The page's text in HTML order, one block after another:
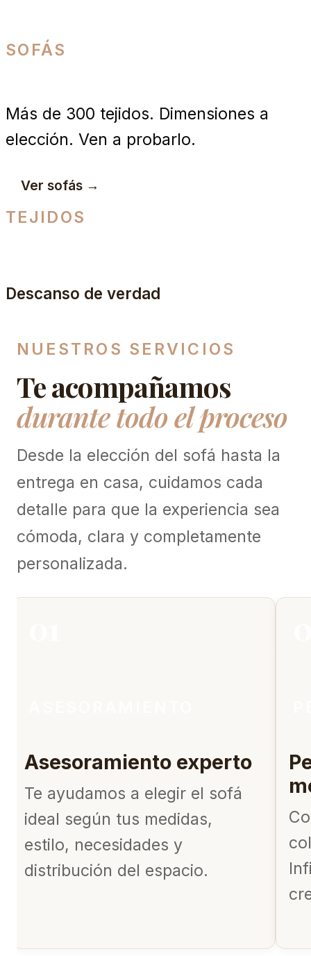
SOFÁS
Más de 300 tejidos. Dimensiones a
elección. Ven a probarlo.
Ver sofás →
TEJIDOS
Descanso de verdad
NUESTROS SERVICIOS
Te acompañamos
durante todo el proceso
Desde la elección del sofá hasta la
entrega en casa, cuidamos cada
detalle para que la experiencia sea
cómoda, clara y completamente
personalizada.
Asesoramiento experto
Te ayudamos a elegir el sofá
ideal según tus medidas,
estilo, necesidades y
distribución del espacio.